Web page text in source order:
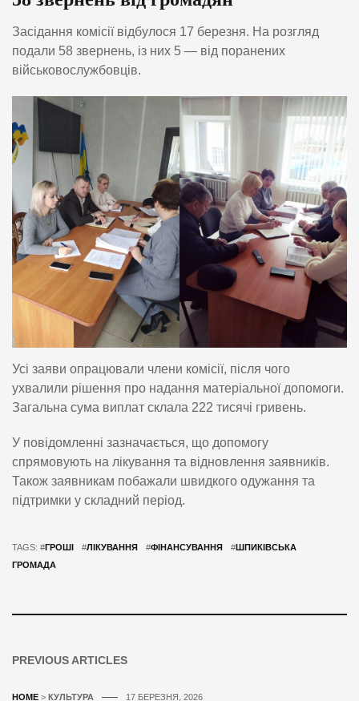
Засідання комісії відбулося 17 березня. На розгляд
подали 58 звернень, із них 5 — від поранених
військовослужбовців.
Усі заяви опрацювали члени комісії, після чого
ухвалили рішення про надання матеріальної допомоги.
Загальна сума виплат склала 222 тисячі гривень.
У повідомленні зазначається, що допомогу
спрямовують на лікування та відновлення заявників.
Також заявникам побажали швидкого одужання та
підтримки у складний період.
TAGS: #ГРОШІ #ЛІКУВАННЯ #ФІНАНСУВАННЯ #ШПИКІВСЬКА
ГРОМАДА
PREVIOUS ARTICLES
HOME > КУЛЬТУРА 17 БЕРЕЗНЯ, 2026